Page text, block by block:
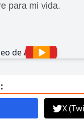
para mi vida.
▶
X